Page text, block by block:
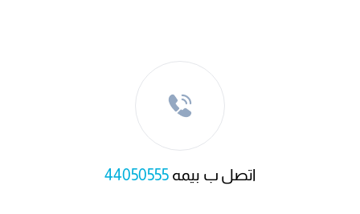
اتصل ب بيمه 44050555